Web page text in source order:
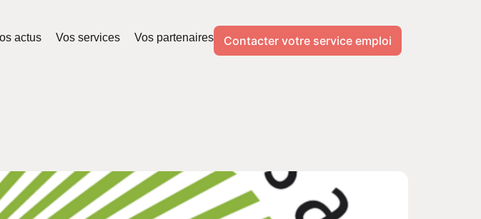
actus Vos services Vos partenaires Contacter votre service emploi